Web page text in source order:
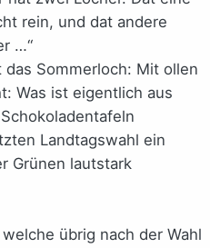
rein, und dat andere
…“
das Sommerloch: Mit ollen
Was ist eigentlich aus
Landtagswahl ein
Grünen lautstark
übrig nach der Wahl